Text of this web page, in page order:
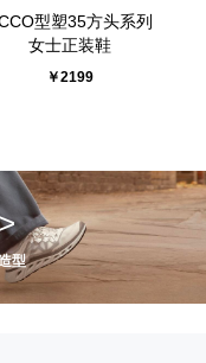
型塑35方头系列
女士正装鞋
￥2199
型